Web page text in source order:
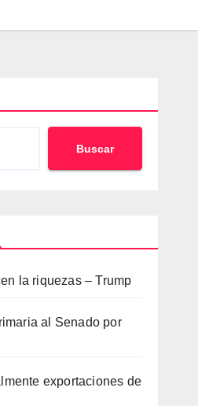
Buscar
la riquezas – Trump
al Senado por
exportaciones de